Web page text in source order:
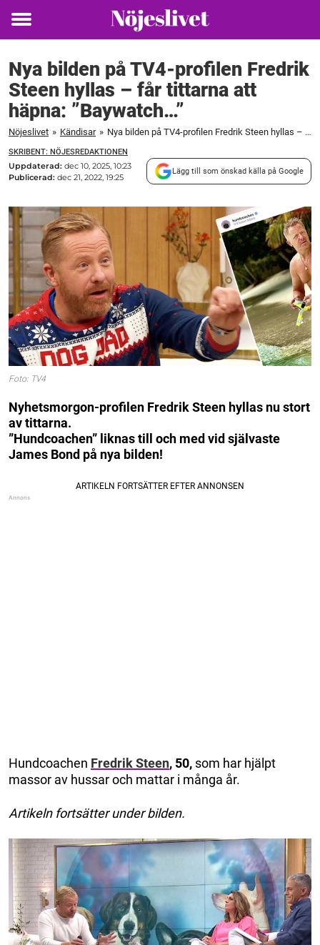
Toggle
Nya bilden på TV4-profilen Fredrik
Steen hyllas – får tittarna att
häpna: ”Baywatch…”
Nöjeslivet » Kändisar » Nya bilden på TV4-profilen Fredrik Steen hyllas – får tittarna att häpna: ”Baywatch...”
SKRIBENT: NÖJESREDAKTIONEN
Uppdaterad: dec 10, 2025, 10:23
Publicerad: dec 21, 2022, 19:25
Lägg till som önskad källa på Google
Foto: TV4
Nyhetsmorgon-profilen Fredrik Steen hyllas nu stort
av tittarna.
”Hundcoachen” liknas till och med vid självaste
James Bond på nya bilden!
Hundcoachen Fredrik Steen, 50, som har hjälpt
massor av hussar och mattar i många år.
Artikeln fortsätter under bilden.